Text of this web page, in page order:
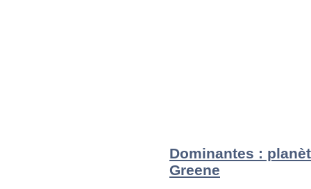
Dominantes :
Greene